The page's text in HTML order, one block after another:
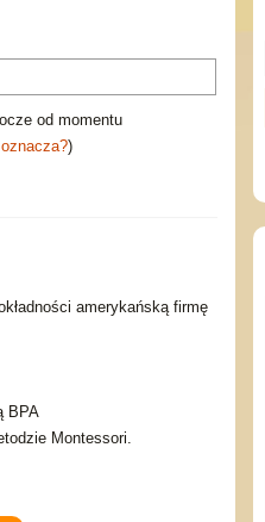
od momentu
)
amerykańską firmę
BPA
Montessori.